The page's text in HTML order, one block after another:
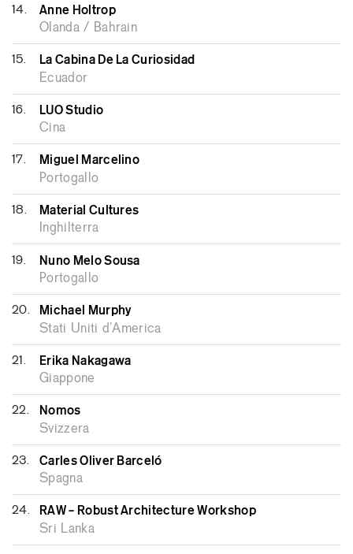
14. Anne Holtrop
Olanda / Bahrain
15. La Cabina De La Curiosidad
Ecuador
16. LUO Studio
Cina
17. Miguel Marcelino
Portogallo
18. Material Cultures
Inghilterra
19. Nuno Melo Sousa
Portogallo
20. Michael Murphy
Stati Uniti d’America
21. Erika Nakagawa
Giappone
22. Nomos
Svizzera
23. Carles Oliver Barceló
Spagna
24. RAW – Robust Architecture Workshop
Sri Lanka